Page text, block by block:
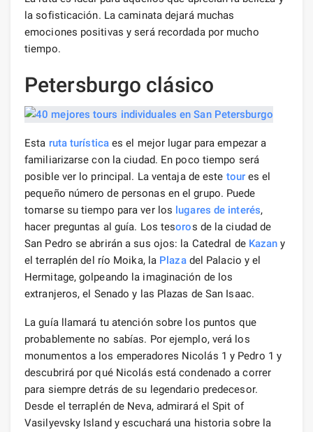
la sofisticación. La caminata dejará muchas
emociones positivas y será recordada por mucho
tiempo.
Petersburgo clásico
Esta ruta turísticaes el mejor lugar para empezar a
familiarizarse con la ciudad. En poco tiempo será
posible ver lo principal. La ventaja de este toures el
pequeño número de personas en el grupo. Puede
tomarse su tiempo para ver los lugares de interés,
hacer preguntas al guía. Los tesoros de la ciudad de
San Pedro se abrirán a sus ojos: la Catedral de Kazan y
el terraplén del río Moika, la Plazadel Palacio y el
Hermitage, golpeando la imaginación de los
extranjeros, el Senado y las Plazas de San Isaac.
La guía llamará tu atención sobre los puntos que
probablemente no sabías. Por ejemplo, verá los
monumentos a los emperadores Nicolás 1 y Pedro 1 y
descubrirá por qué Nicolás está condenado a correr
para siempre detrás de su legendario predecesor.
Desde el terraplén de Neva, admirará el Spit of
Vasilyevsky Island y escuchará una historia sobre la